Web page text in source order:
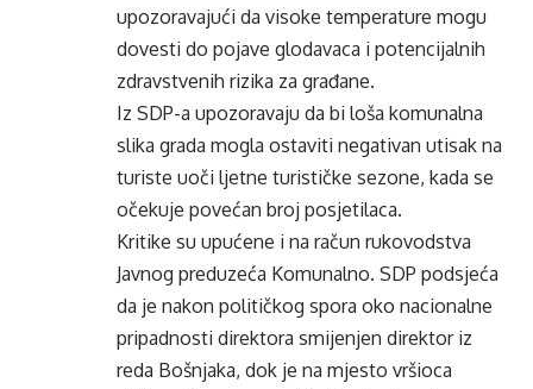
upozoravajući da visoke temperature mogu
dovesti do pojave glodavaca i potencijalnih
zdravstvenih rizika za građane.
Iz SDP-a upozoravaju da bi loša komunalna
slika grada mogla ostaviti negativan utisak na
turiste uoči ljetne turističke sezone, kada se
očekuje povećan broj posjetilaca.
Kritike su upućene i na račun rukovodstva
Javnog preduzeća Komunalno. SDP podsjeća
da je nakon političkog spora oko nacionalne
pripadnosti direktora smijenjen direktor iz
reda Bošnjaka, dok je na mjesto vršioca